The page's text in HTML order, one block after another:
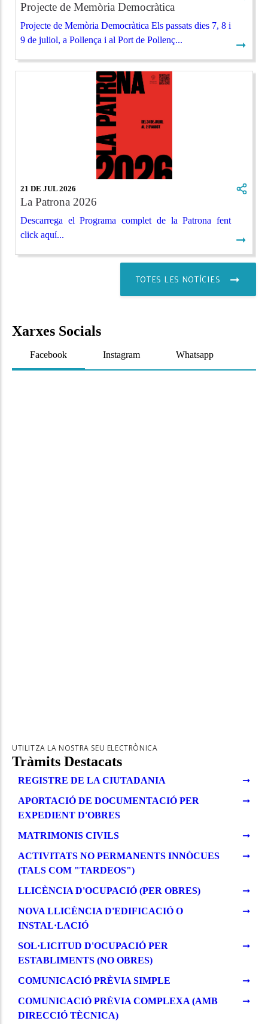
Projecte de Memòria Democràtica
Projecte de Memòria Democràtica Els passats dies 7, 8 i
9 de juliol, a Pollença i al Port de Pollenç...
➞
21 DE JUL 2026
La Patrona 2026
Descarrega el Programa complet de la Patrona fent
click aquí...
➞
TOTES LES NOTÍCIES
Xarxes Socials
Facebook Instagram Whatsapp
UTILITZA LA NOSTRA SEU ELECTRÒNICA
Tràmits Destacats
REGISTRE DE LA CIUTADANIA
APORTACIÓ DE DOCUMENTACIÓ PER
EXPEDIENT D'OBRES
MATRIMONIS CIVILS
ACTIVITATS NO PERMANENTS INNÒCUES
(TALS COM "TARDEOS")
LLICÈNCIA D'OCUPACIÓ (PER OBRES)
NOVA LLICÈNCIA D'EDIFICACIÓ O
INSTAL·LACIÓ
SOL·LICITUD D'OCUPACIÓ PER
ESTABLIMENTS (NO OBRES)
COMUNICACIÓ PRÈVIA SIMPLE
COMUNICACIÓ PRÈVIA COMPLEXA (AMB
DIRECCIÓ TÈCNICA)